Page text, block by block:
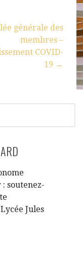
générale des
membres –
COVID-
19 →
soutenez-
Jules